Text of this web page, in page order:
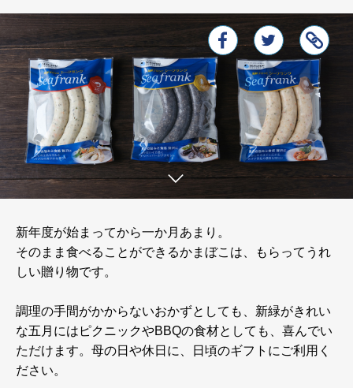
絞り込み
新年度が始まってから一か月あまり。
そのまま食べることができるかまぼこは、もらってうれ
しい贈り物です。
調理の手間がかからないおかずとしても、新緑がきれい
な五月にはピクニックやBBQの食材としても、喜んでい
ただけます。母の日や休日に、日頃のギフトにご利用く
ださい。